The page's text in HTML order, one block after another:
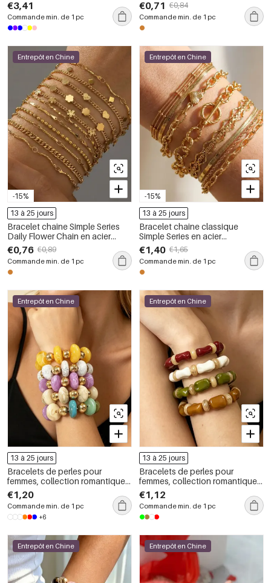
naturelles, zircon couleur or.
€3,41
Commande min. de 1 pc
€0,71 €0,84
Commande min. de 1 pc
-15%
Entrepôt en Chine
13 à 25 jours
Bracelet chaîne Simple Series
Daily Flower Chain en acier
inoxydable étanche couleur or
pour femme
€0,76 €0,89
Commande min. de 1 pc
-15%
Entrepôt en Chine
13 à 25 jours
Bracelet chaîne classique
Simple Series en acier
inoxydable étanche couleur or
pour femme
€1,40 €1,65
Commande min. de 1 pc
Entrepôt en Chine
13 à 25 jours
Bracelets de perles pour
femmes, collection romantique,
élégants, de forme irrégulière et
de couleurs assorties, en résine.
€1,20
Commande min. de 1 pc
+6
Entrepôt en Chine
13 à 25 jours
Bracelets de perles pour
femmes, collection romantique,
en résine de couleurs variées et
de formes irrégulières.
€1,12
Commande min. de 1 pc
Entrepôt en Chine Entrepôt en Chine